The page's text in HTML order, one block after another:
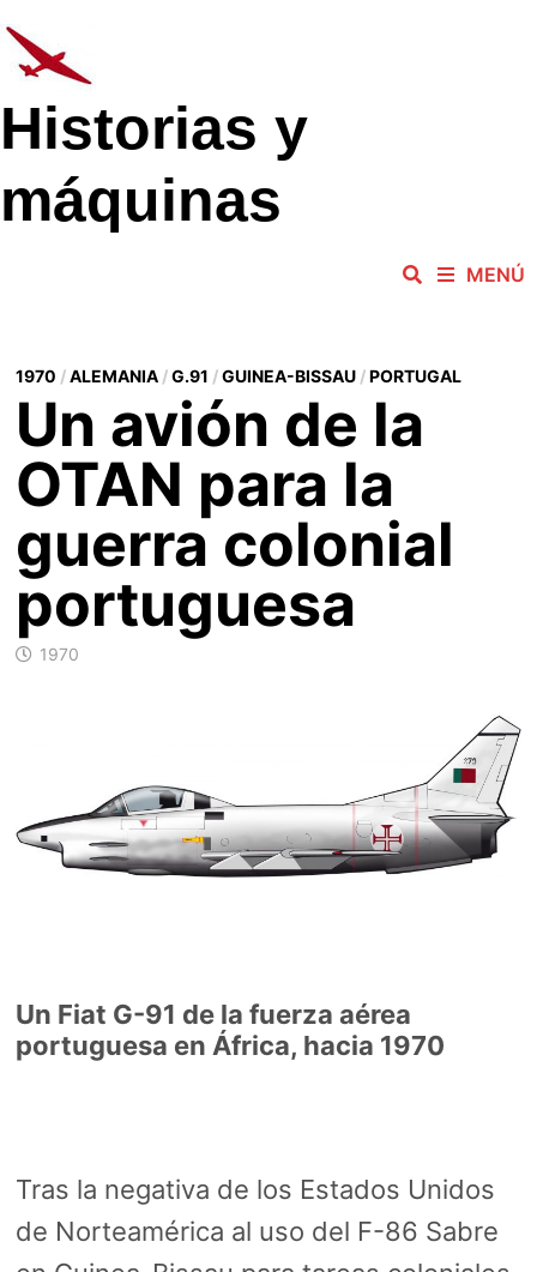
al
contenido
Historias y
máquinas
MENÚ
1970 /ALEMANIA/G.91 /GUINEA-BISSAU/PORTUGAL
Un avión de la
OTAN para la
guerra colonial
portuguesa
1970
Un Fiat G-91 de la fuerza aérea
portuguesa en África, hacia 1970
Tras la negativa de los Estados Unidos
de Norteamérica al uso del F-86 Sabre